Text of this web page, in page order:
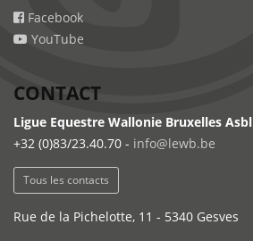
Facebook
YouTube
CONTACT
Ligue Equestre Wallonie Bruxelles Asbl
+32 (0)83/23.40.70 - info@lewb.be
Tous les contacts
Rue de la Pichelotte, 11 - 5340 Gesves